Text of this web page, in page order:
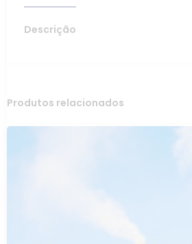
Descrição
Produtos relacionados